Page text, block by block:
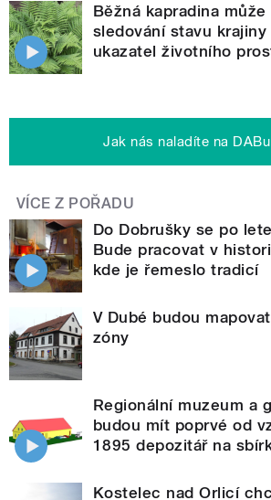
Běžná kapradina
sledování stavu
ukazatel životního
Jak nás naladíte na DABu
VÍCE Z POŘADU
Do Dobrušky se po
Bude pracovat v
kde je řemeslo tradicí
V Dubé budou
zóny
Regionální muzeum a
budou mít poprvé od
1895 depozitář na
Kostelec nad Orlicí